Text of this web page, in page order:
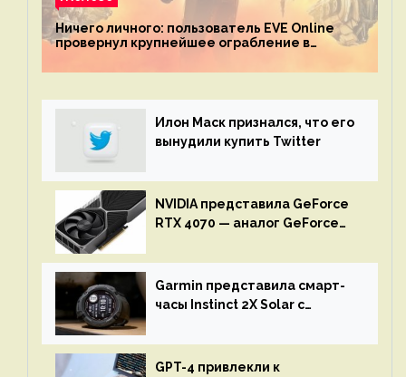
Ничего личного: пользователь EVE Online
провернул крупнейшее ограбление в
механике
Илон Маск признался, что его
вынудили купить Twitter
NVIDIA представила GeForce
RTX 4070 — аналог GeForce
Garmin представила смарт-
часы Instinct 2X Solar с
GPT-4 привлекли к